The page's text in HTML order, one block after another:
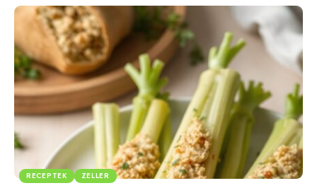
RECEPTEK ZELLER